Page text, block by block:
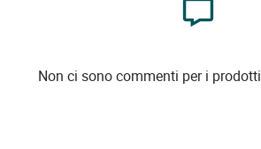
Non ci sono commenti per i prodotti